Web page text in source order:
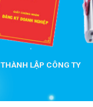
THÀNH LẬP CÔNG TY